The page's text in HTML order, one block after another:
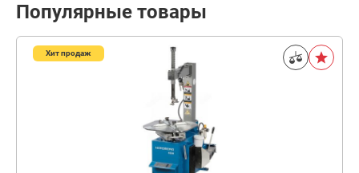
Популярные товары
Хит продаж